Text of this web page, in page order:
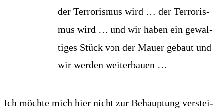
der Ter­ro­ris­mus wird … der Ter­ro­ris­
mus wird … und wir haben ein gewal­
ti­ges Stück von der Mau­er gebaut und
wir wer­den weiterbauen …
Ich möch­te mich hier nicht zur Behaup­tung ver­stei­